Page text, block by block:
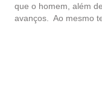
que o homem, além
avanços. Ao mesmo